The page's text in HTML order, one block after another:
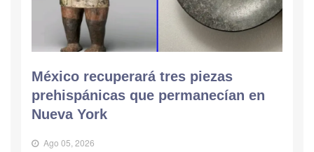
México recuperará tres piezas
prehispánicas que permanecían en
Nueva York
Ago 05, 2026